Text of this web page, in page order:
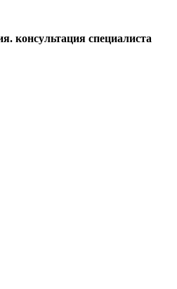
консультация специалиста